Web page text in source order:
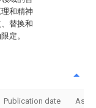
和精神
替换和
定。
Publication date